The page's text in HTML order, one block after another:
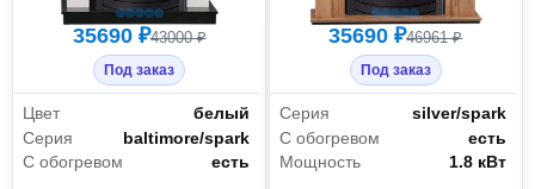
35690 ₽43000 ₽
Под заказ
Цвет
белый
Серия
baltimore/spark
С обогревом
есть
35690 ₽46961 ₽
Под заказ
Серия
silver/spark
С обогревом
есть
Мощность
1.8 кВт